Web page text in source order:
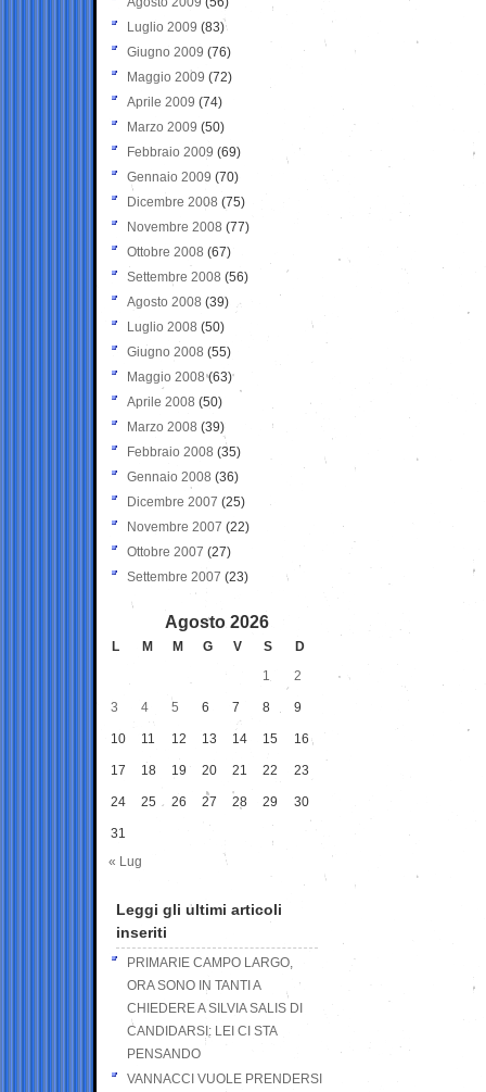
Luglio 2009 (83)
Giugno 2009 (76)
Maggio 2009 (72)
Aprile 2009 (74)
Marzo 2009 (50)
Febbraio 2009 (69)
Gennaio 2009 (70)
Dicembre 2008 (75)
Novembre 2008 (77)
Ottobre 2008 (67)
Settembre 2008 (56)
Agosto 2008 (39)
Luglio 2008 (50)
Giugno 2008 (55)
Maggio 2008(63)
Aprile 2008 (50)
Marzo 2008 (39)
Febbraio 2008 (35)
Gennaio 2008 (36)
Dicembre 2007 (25)
Novembre 2007 (22)
Ottobre 2007 (27)
Settembre 2007 (23)
Agosto 2026
L M M G V S
D
1
2
3 4 5 6 7 8 9
10 11 12 13 14 15 16
17 18 19 20 21 22 23
24 25 26 27 28 29 30
31
« Lug
Leggi gli ultimi articoli
inseriti
PRIMARIE CAMPO LARGO,
ORA SONO IN TANTI A
CHIEDERE A SILVIA SALIS DI
CANDIDARSI: LEI CI STA
PENSANDO
VANNACCI VUOLE PRENDERSI